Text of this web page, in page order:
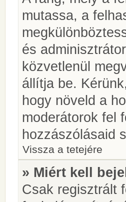
mutassa, a
és
közvetlenül
állítja be.
hogy növeld a
moderátorok fel
hozzászólásaid
Vissza a tetejére
» Miért kell
Csak regisztrált